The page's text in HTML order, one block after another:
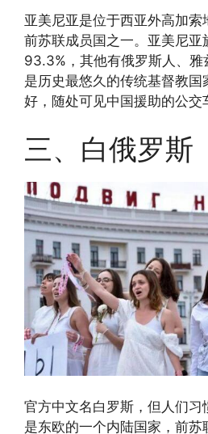
亚美尼亚是位于西亚外高加索
前苏联成员国之一。亚美尼亚
93.3%，其他有俄罗斯人、雅
是历史最悠久的传统基督教国
好，随处可见中国援助的公交
三、白俄罗斯
官方中文名白罗斯，但人们习
是东欧的一个内陆国家，前